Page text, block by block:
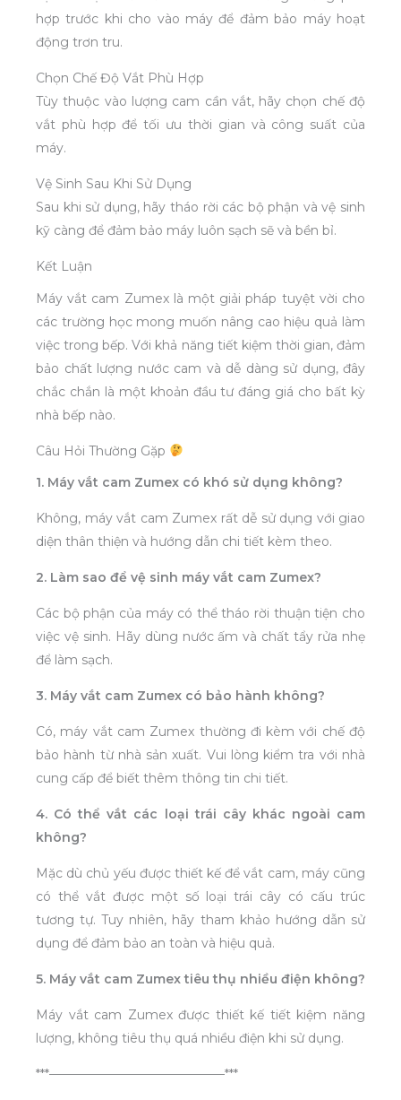
hợp trước khi cho vào máy để đảm bảo máy hoạt
động trơn tru.
Chọn Chế Độ Vắt Phù Hợp
Tùy thuộc vào lượng cam cần vắt, hãy chọn chế độ
vắt phù hợp để tối ưu thời gian và công suất của
máy.
Vệ Sinh Sau Khi Sử Dụng
Sau khi sử dụng, hãy tháo rời các bộ phận và vệ sinh
kỹ càng để đảm bảo máy luôn sạch sẽ và bền bỉ.
Kết Luận
Máy vắt cam Zumex là một giải pháp tuyệt vời cho
các trường học mong muốn nâng cao hiệu quả làm
việc trong bếp. Với khả năng tiết kiệm thời gian, đảm
bảo chất lượng nước cam và dễ dàng sử dụng, đây
chắc chắn là một khoản đầu tư đáng giá cho bất kỳ
nhà bếp nào.
Câu Hỏi Thường Gặp
1. Máy vắt cam Zumex có khó sử dụng không?
Không, máy vắt cam Zumex rất dễ sử dụng với giao
diện thân thiện và hướng dẫn chi tiết kèm theo.
2. Làm sao để vệ sinh máy vắt cam Zumex?
Các bộ phận của máy có thể tháo rời thuận tiện cho
việc vệ sinh. Hãy dùng nước ấm và chất tẩy rửa nhẹ
để làm sạch.
3. Máy vắt cam Zumex có bảo hành không?
Có, máy vắt cam Zumex thường đi kèm với chế độ
bảo hành từ nhà sản xuất. Vui lòng kiểm tra với nhà
cung cấp để biết thêm thông tin chi tiết.
4. Có thể vắt các loại trái cây khác ngoài cam
không?
Mặc dù chủ yếu được thiết kế để vắt cam, máy cũng
có thể vắt được một số loại trái cây có cấu trúc
tương tự. Tuy nhiên, hãy tham khảo hướng dẫn sử
dụng để đảm bảo an toàn và hiệu quả.
5. Máy vắt cam Zumex tiêu thụ nhiều điện không?
Máy vắt cam Zumex được thiết kế tiết kiệm năng
lượng, không tiêu thụ quá nhiều điện khi sử dụng.
***——————————————***